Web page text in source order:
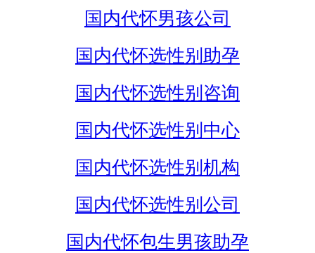
国内代怀男孩公司
国内代怀选性别助孕
国内代怀选性别咨询
国内代怀选性别中心
国内代怀选性别机构
国内代怀选性别公司
国内代怀包生男孩助孕